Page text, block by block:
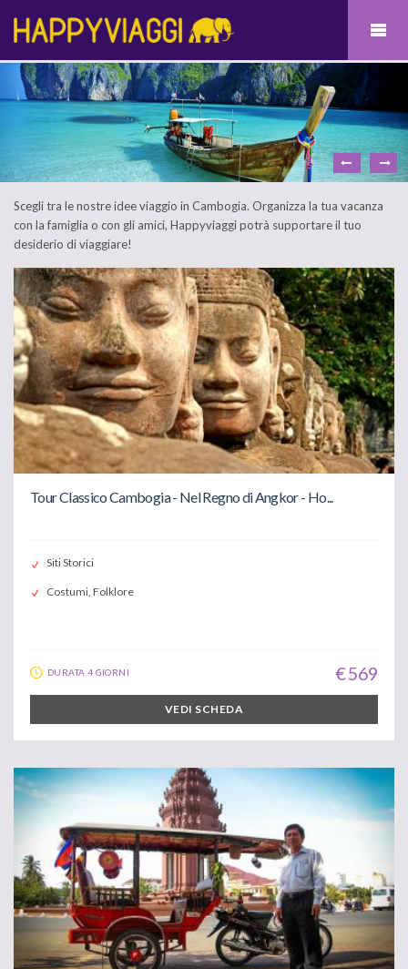
Scegli tra le nostre idee viaggio in Cambogia. Organizza la tua vacanza
con la famiglia o con gli amici, Happyviaggi potrà supportare il tuo
desiderio di viaggiare!
Tour Classico Cambogia - Nel Regno di Angkor - Ho...
Siti Storici
Costumi, Folklore
DURATA 4 GIORNI € 569
VEDI SCHEDA